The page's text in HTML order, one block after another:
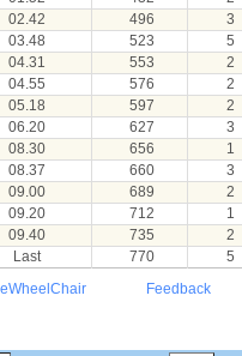
02.42 496
3
03.48 523
5
04.31 553
2
04.55 576
2
05.18 597
2
06.20 627
3
08.30 656
1
08.37 660
3
09.00 689
2
09.20 712
1
09.40 735
2
Last 770
5
eWheelChair Feedback